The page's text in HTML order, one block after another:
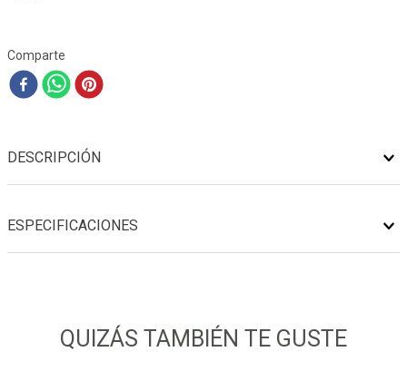
Comparte
DESCRIPCIÓN
ESPECIFICACIONES
QUIZÁS TAMBIÉN TE GUSTE